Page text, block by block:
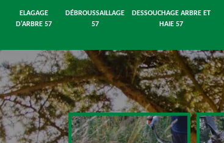
ELAGAGE
D'ARBRE 57
DÉBROUSSAILLAGE
57
DESSOUCHAGE ARBRE ET
HAIE 57